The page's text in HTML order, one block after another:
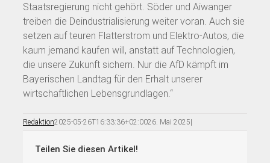
Staatsregierung nicht gehört. Söder und Aiwanger
treiben die Deindustrialisierung weiter voran. Auch sie
setzen auf teuren Flatterstrom und Elektro-Autos, die
kaum jemand kaufen will, anstatt auf Technologien,
die unsere Zukunft sichern. Nur die AfD kämpft im
Bayerischen Landtag für den Erhalt unserer
wirtschaftlichen Lebensgrundlagen.“
Redaktion2025-05-26T16:33:36+02:0026. Mai 2025|
Teilen Sie diesen Artikel!